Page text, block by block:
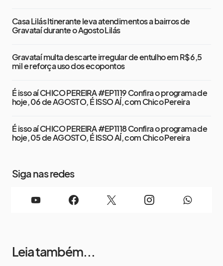
Casa Lilás Itinerante leva atendimentos a bairros de
Gravataí durante o Agosto Lilás
Gravataí multa descarte irregular de entulho em R$ 6,5
mil e reforça uso dos ecopontos
É isso aí CHICO PEREIRA #EP1119 Confira o programa de
hoje, 06 de AGOSTO, É ISSO AÍ, com Chico Pereira
É isso aí CHICO PEREIRA #EP1118 Confira o programa de
hoje, 05 de AGOSTO, É ISSO AÍ, com Chico Pereira
Siga nas redes
Leia também...